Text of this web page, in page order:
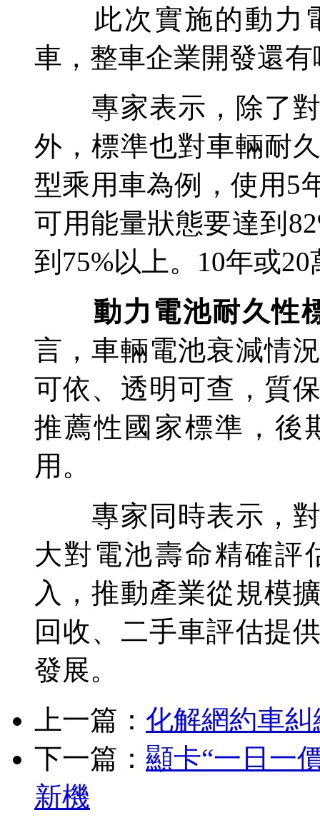
此次實施的動力電
車，整車企業開發還
專家表示，除了對
外，標準也對車輛耐
型乘用車為例，使用5
可用能量狀態要達到
到75%以上。10年或
動力電池耐久性
言，車輛電池衰減情
可依、透明可查，質
推薦性國家標準，後
用。
專家同時表示，對
大對電池壽命精確評
入，推動產業從規模
回收、二手車評估提
發展。
上一篇： 化解網約車
下一篇： 顯卡“一日一
新機